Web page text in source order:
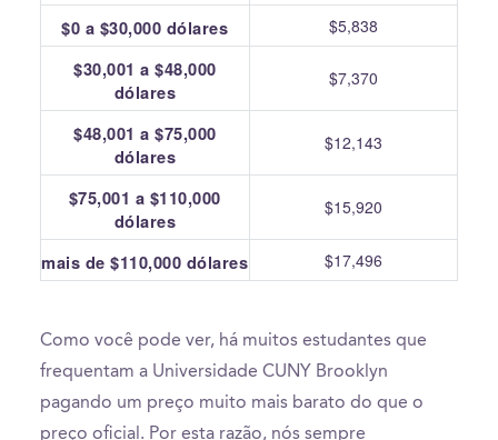
$0 a $30,000 dólares
$5,838
$30,001 a $48,000
dólares
$7,370
$48,001 a $75,000
dólares
$12,143
$75,001 a $110,000
dólares
$15,920
mais de $110,000 dólares $17,496
Como você pode ver, há muitos estudantes que
frequentam a Universidade CUNY Brooklyn
pagando um preço muito mais barato do que o
preço oficial. Por esta razão, nós sempre